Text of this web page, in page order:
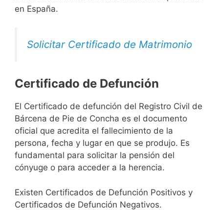
en España.
Solicitar Certificado de Matrimonio
Certificado de Defunción
El Certificado de defunción del Registro Civil de
Bárcena de Pie de Concha es el documento
oficial que acredita el fallecimiento de la
persona, fecha y lugar en que se produjo. Es
fundamental para solicitar la pensión del
cónyuge o para acceder a la herencia.
Existen Certificados de Defunción Positivos y
Certificados de Defunción Negativos.